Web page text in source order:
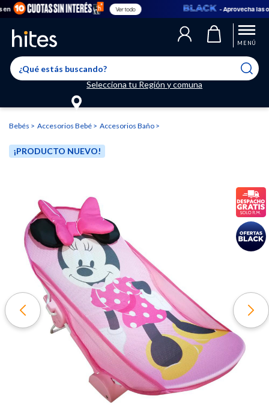
Ver todo - Aprovecha las
MENÚ
Selecciona tu Región y comuna
El producto ha sido eliminado correctamente
El producto ha sido agregado a tu lista de favoritos correctamente
Llegaste al límite de productos favoritos permitidos, para agregar
uno nuevo ingresa a “Mi cuenta” y elimina los que ya no necesitas.
Bebés Accesorios Bebé Accesorios Baño
¡PRODUCTO NUEVO!